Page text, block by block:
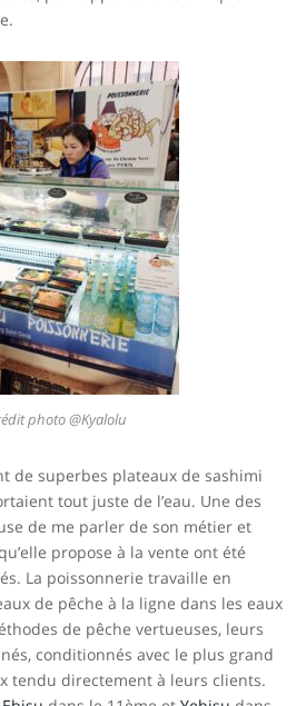
photo @Kyalolu
de superbes plateaux de sashimi
tout juste de l’eau. Une des
de me parler de son métier et
propose à la vente ont été
La poissonnerie travaille en
de pêche à la ligne dans les eaux
de pêche vertueuses, leurs
conditionnés avec le plus grand
tendu directement à leurs clients.